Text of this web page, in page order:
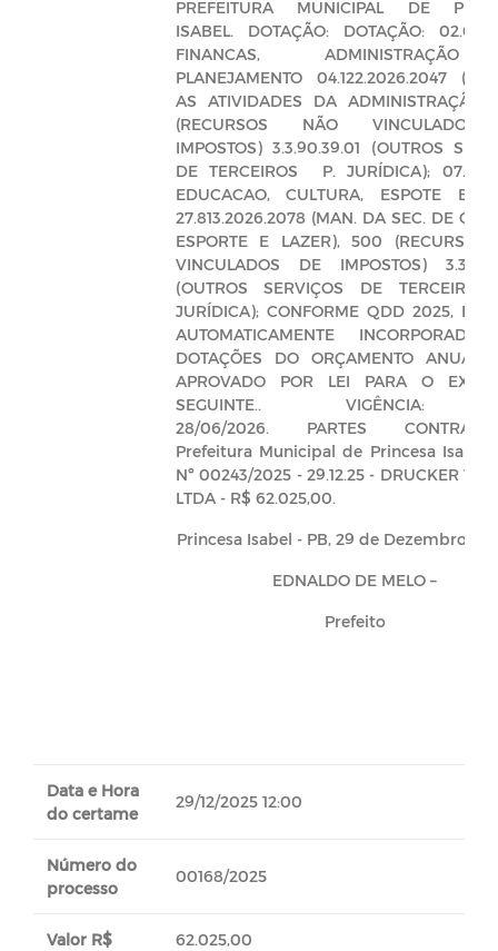
PREFEITURA MUNICIPAL DE
ISABEL. DOTAÇÃO: DOTAÇÃO: 02.00
FINANCAS,
PLANEJAMENTO 04.122.2026.2047
AS ATIVIDADES DA
(RECURSOS NÃO
IMPOSTOS) 3.3.90.39.01 (OUTROS
DE TERCEIROS  P. JURÍDICA); 07.00
EDUCACAO, CULTURA, ESPOTE E
27.813.2026.2078 (MAN. DA SEC. DE
ESPORTE E LAZER), 500 (RECURSOS
VINCULADOS DE IMPOSTOS)
(OUTROS SERVIÇOS DE
JURÍDICA); CONFORME QDD 2025,
AUTOMATICAMENTE
DOTAÇÕES DO ORÇAMENTO ANUAL
APROVADO POR LEI PARA O
SEGUINTE.. VIGÊNCIA:
28/06/2026. PARTES
Prefeitura Municipal de Princesa Isabel
Nº 00243/2025 - 29.12.25 - DRUCKER
LTDA - R$ 62.025,00.
Princesa Isabel - PB, 29 de Dezembro de
EDNALDO DE MELO –
Prefeito
Data e Hora
do certame
29/12/2025 12:00
Número do
processo
00168/2025
Valor R$ 62.025,00